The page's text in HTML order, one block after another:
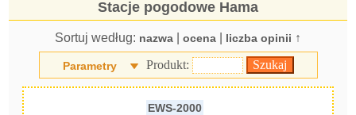
Stacje pogodowe Hama
Sortuj według: nazwa ocena liczba opinii ↑
Parametry Produkt:
EWS-2000